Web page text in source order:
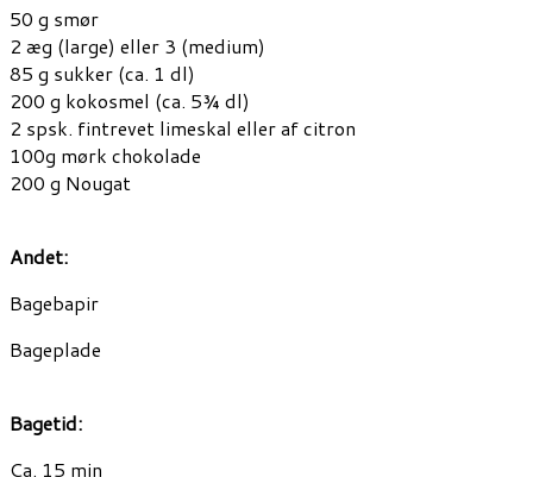
50 g smør
2 æg (large) eller 3 (medium)
85 g sukker (ca. 1 dl)
200 g kokosmel (ca. 5¾ dl)
2 spsk. fintrevet limeskal eller af citron
100g mørk chokolade
200 g Nougat
Andet:
Bagebapir
Bageplade
Bagetid:
Ca. 15 min